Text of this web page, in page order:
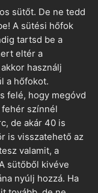
sütőt. De ne tedd
A sütési hőfok
tartsd be a
eltér a
használj
a hőfokot.
felé, hogy megóvd
színnél
de akár 40 is
is visszatehető az
valamit, a
sütőből kivéve
nyúlj hozzá. Ha